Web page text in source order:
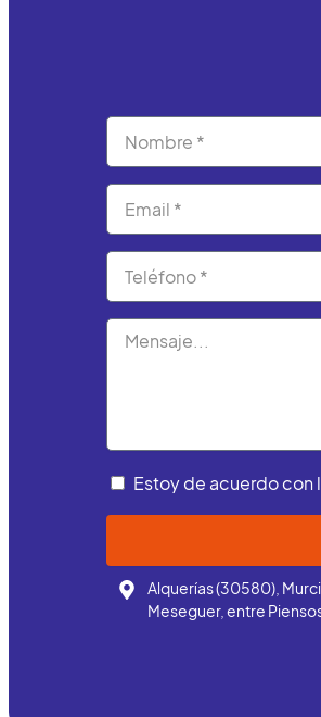
Nombre
Correo
electrónico
Teléfono
Mensaje
Política
de
Estoy de acuerdo
Alquerías (30580),
Meseguer, entre